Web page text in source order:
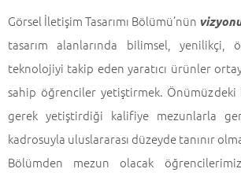
Görsel İletişim Tasarımı Bölümü’nün
tasarım alanlarında bilimsel, yenilikçi,
teknolojiyi takip eden yaratıcı ürünler
sahip öğrenciler yetiştirmek. Önümüzdeki
gerek yetiştirdiği kalifiye mezunlarla
kadrosuyla uluslararası düzeyde tanınır
Bölümden mezun olacak